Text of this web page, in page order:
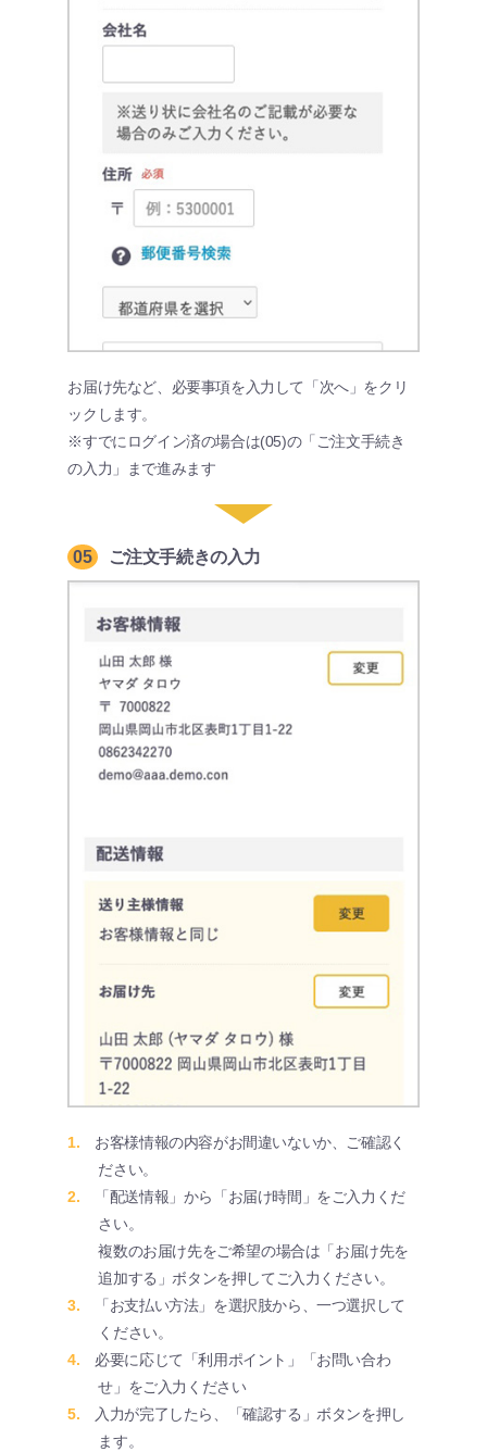
お届け先など、必要事項を入力して「次へ」をクリ
ックします。
※すでにログイン済の場合は(05)の「ご注文手続き
の入力」まで進みます
05 ご注文手続きの入力
1. お客様情報の内容がお間違いないか、ご確認く
ださい。
2. 「配送情報」から「お届け時間」をご入力くだ
さい。
複数のお届け先をご希望の場合は「お届け先を
追加する」ボタンを押してご入力ください。
3. 「お支払い方法」を選択肢から、一つ選択して
ください。
4. 必要に応じて「利用ポイント」「お問い合わ
せ」をご入力ください
5. 入力が完了したら、「確認する」ボタンを押し
ます。